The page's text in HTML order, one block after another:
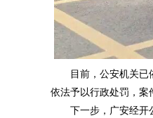
目前，公安机关已
依法予以行政处罚，案
下一步，广安经开